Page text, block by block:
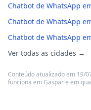
Chatbot de WhatsApp
Chatbot de WhatsApp
Chatbot de WhatsApp
Ver todas as cidades →
Conteúdo atualizado em 19/
funciona em Gaspar e em